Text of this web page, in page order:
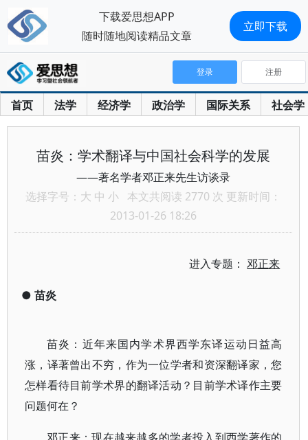
首页 法学 经济学 政治学 国际关系 社会学
登录 注册
苗炎：学术翻译与中国社会科学的发展
——著名学者邓正来先生访谈录
选择字号： 大 中 小 本文共阅读 2770 次 更新时间：
2013-01-26 18:26
进入专题：邓正来
● 苗炎
苗炎：近年来国内学术界西学东译运动日益高
涨，译著曾出不穷，作为一位学者和资深翻译家，您
怎样看待目前学术界的翻译活动？目前学术译作主要
问题何在？
下载爱思想APP
随时随地阅读精品文章
立即下载